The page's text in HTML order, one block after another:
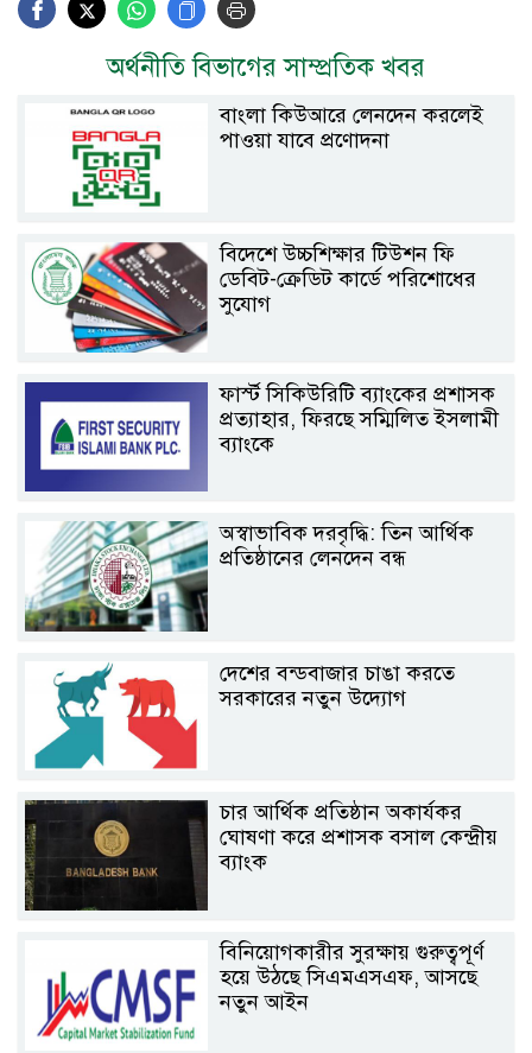
অর্থনীতি বিভাগের সাম্প্রতিক খবর
বাংলা কিউআরে লেনদেন করলেই
পাওয়া যাবে প্রণোদনা
বিদেশে উচ্চশিক্ষার টিউশন ফি
ডেবিট-ক্রেডিট কার্ডে পরিশোধের
সুযোগ
ফার্স্ট সিকিউরিটি ব্যাংকের প্রশাসক
প্রত্যাহার, ফিরছে সম্মিলিত ইসলামী
ব্যাংকে
অস্বাভাবিক দরবৃদ্ধি: তিন আর্থিক
প্রতিষ্ঠানের লেনদেন বন্ধ
দেশের বন্ডবাজার চাঙা করতে
সরকারের নতুন উদ্যোগ
চার আর্থিক প্রতিষ্ঠান অকার্যকর
ঘোষণা করে প্রশাসক বসাল কেন্দ্রীয়
ব্যাংক
বিনিয়োগকারীর সুরক্ষায় গুরুত্বপূর্ণ
হয়ে উঠছে সিএমএসএফ, আসছে
নতুন আইন